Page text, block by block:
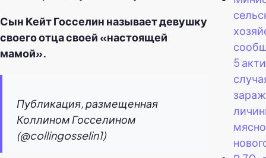
Сын Кейт Госселин называет девушку
своего отца своей «настоящей
мамой».
Публикация, размещенная
Коллином Госселином
(@collingosselin1)
5